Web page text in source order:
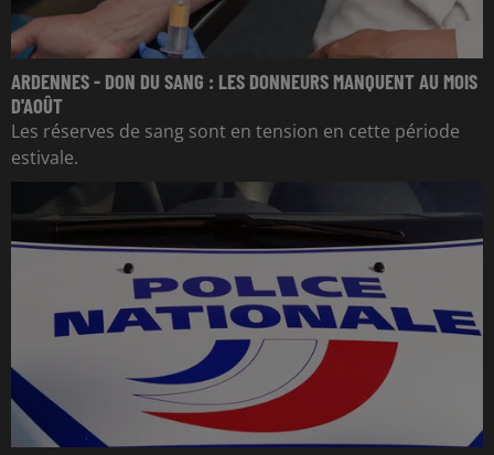
ARDENNES - DON DU SANG : LES DONNEURS MANQUENT AU MOIS
D'AOÛT
Les réserves de sang sont en tension en cette période
estivale.